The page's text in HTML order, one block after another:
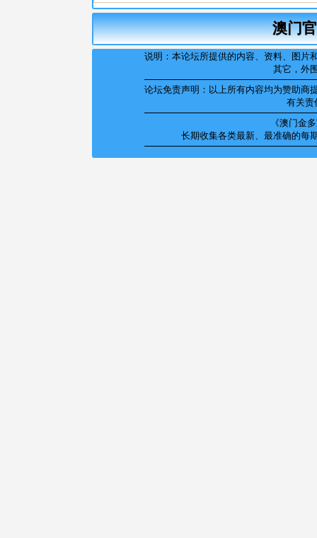
澳门
说明：本论坛所提供的内容、资料、图
其它，外
论坛免责声明：以上所有内容均为赞助商
有关责
《澳门金
长期收集各类最新、最准确的每